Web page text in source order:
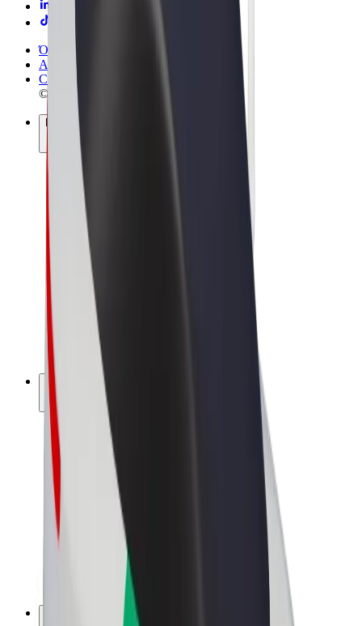
Όροι & Προϋποθέσεις
Απόρρητο
Cookies
© 2026 Bolt Technology OÜ
Προϊόντα
Διαδρομές
Σκούτερς
Αγορά Bolt
Bolt Food
Bolt Drive
Bolt for Business
Ηλεκτρικά ποδήλατα
Bolt Plus
Κερδίστε με Bolt
Απολαβές οδηγών
Διανομείς
Απολαβές διανομέων
Bolt Εμπόρους Τροφίμων
Franchises